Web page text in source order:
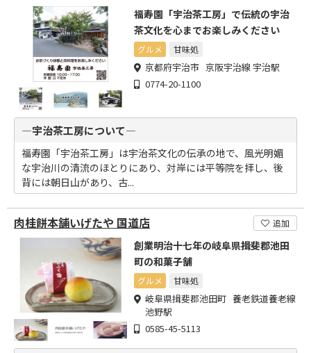
福寿園「宇治茶工房」で伝統の宇治
茶文化を心までお楽しみください
グルメ 甘味処
京都府宇治市 京阪宇治線 宇治駅
0774-20-1100
―宇治茶工房について―
福寿園「宇治茶工房」は宇治茶文化の伝承の地で、風光明媚
な宇治川の清流のほとりにあり、対岸には平等院を拝し、後
背には朝日山があり、古...
肉桂餅本舗いげたや 国道店 追加
創業明治十七年の岐阜県揖斐郡池田
町の和菓子舗
グルメ 甘味処
岐阜県揖斐郡池田町 養老鉄道養老線
池野駅
0585-45-5113